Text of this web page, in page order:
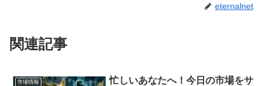
eternalnet
関連記事
市場情報
忙しいあなたへ！今日の市場をサ